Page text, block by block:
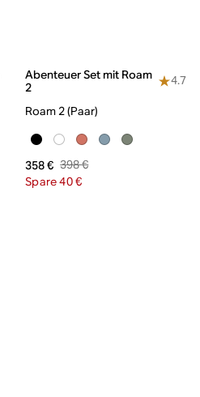
Abenteuer Set mit Roam
2
4.7
Roam 2 (Paar)
358 € 398 €
Spare 40 €